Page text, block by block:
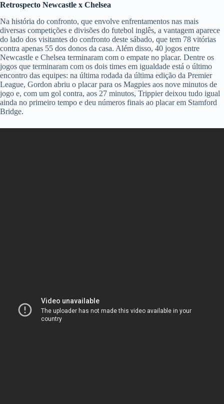
Retrospecto Newcastle x Chelsea
Na história do confronto, que envolve enfrentamentos nas mais
diversas competições e divisões do futebol inglês, a vantagem aparece
do lado dos visitantes do confronto deste sábado, que tem 78 vitórias
contra apenas 55 dos donos da casa. Além disso, 40 jogos entre
Newcastle e Chelsea terminaram com o empate no placar. Dentre os
jogos que terminaram com os dois times em igualdade está o último
encontro das equipes: na última rodada da última edição da Premier
League, Gordon abriu o placar para os Magpies aos nove minutos de
jogo e, com um gol contra, aos 27 minutos, Trippier deixou tudo igual
ainda no primeiro tempo e deu números finais ao placar em Stamford
Bridge.